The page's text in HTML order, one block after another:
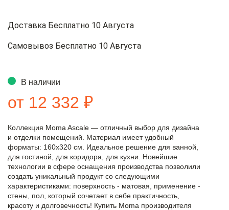
Доставка Бесплатно 10 Августа
Самовывоз Бесплатно 10 Августа
В наличии
от 12 332 ₽
Коллекция Moma Ascale — отличный выбор для дизайна
и отделки помещений. Материал имеет удобный
форматы: 160x320 см. Идеальное решение для ванной,
для гостиной, для коридора, для кухни. Новейшие
технологии в сфере оснащения производства позволили
создать уникальный продукт со следующими
характеристиками: поверхность - матовая, применение -
стены, пол, который сочетает в себе практичность,
красоту и долговечность! Купить Moma производителя